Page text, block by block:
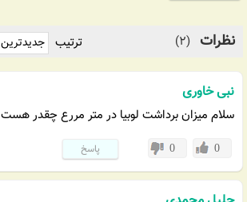
نظرات (2) ترتیب
نبی خاوری
سلام میزان برداشت لوبیا در متر مررع چقدر هست
0 0 پاسخ